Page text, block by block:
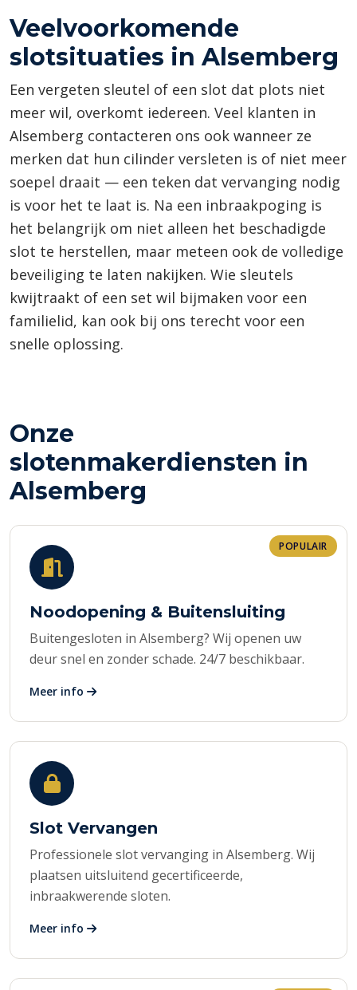
Veelvoorkomende
slotsituaties in Alsemberg
Een vergeten sleutel of een slot dat plots niet
meer wil, overkomt iedereen. Veel klanten in
Alsemberg contacteren ons ook wanneer ze
merken dat hun cilinder versleten is of niet meer
soepel draait — een teken dat vervanging nodig
is voor het te laat is. Na een inbraakpoging is
het belangrijk om niet alleen het beschadigde
slot te herstellen, maar meteen ook de volledige
beveiliging te laten nakijken. Wie sleutels
kwijtraakt of een set wil bijmaken voor een
familielid, kan ook bij ons terecht voor een
snelle oplossing.
Onze
slotenmakerdiensten in
Alsemberg
POPULAIR
Noodopening & Buitensluiting
Buitengesloten in Alsemberg? Wij openen uw
deur snel en zonder schade. 24/7 beschikbaar.
Meer info
Slot Vervangen
Professionele slot vervanging in Alsemberg. Wij
plaatsen uitsluitend gecertificeerde,
inbraakwerende sloten.
Meer info